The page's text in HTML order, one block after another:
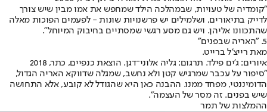
"קומדיה של טעויות, שבמהלכה הילד שמחפש את אמו מבין שיש צורך
לדייק בתיאורים, ושלמילים יש פרשנויות שונות - לפעמים הפוכות מאלה
שהתכוונו אליהן. ויש גם מסע רגשי שמסתיים בחיבוק המיוחל".
5. "האריה שבפנים"
מאת רייצ'ל ברייט.
איורים: ג'ים פילד. תרגום: גליה אלוני־דגן. הוצאת כנפיים, כתר, 2018
"סיפור על עכבר שמרגיש קטן ולא נחשב, שמגלה שדווקא האריה הגדול,
הדומיננטי, מפחד ממנו. ההבנה כאן היא שהגודל לא קובע, אלא התחושה
שיש בפנים. זה מסר של העצמה".
ההמלצות של תמר